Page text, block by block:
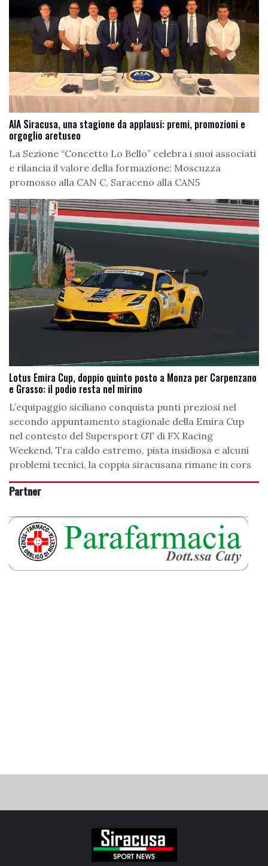
AIA Siracusa, una stagione da applausi: premi, promozioni e
orgoglio aretuseo
La Sezione “Concetto Lo Bello” celebra i suoi associati
e rilancia il valore della formazione: Moscuzza
promosso alla CAN C, Saraceno alla CAN5
Lotus Emira Cup, doppio quinto posto a Monza per Carpenzano
e Grasso: il podio resta nel mirino
L’equipaggio siciliano conquista punti preziosi nel
secondo appuntamento stagionale della Emira Cup
nel contesto del Supersport GT di FX Racing
Weekend. Tra caldo estremo, pista insidiosa e alcuni
problemi tecnici, la coppia siracusana rimane in cors
Partner